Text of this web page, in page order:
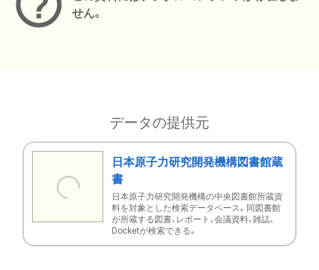
せん。
データの提供元
日本原子力研究開発機構図書館蔵
書
日本原子力研究開発機構の中央図書館所蔵資
料を対象とした検索データベース。同図書館
が所蔵する図書、レポート、会議資料、雑誌、
Docketが検索できる。